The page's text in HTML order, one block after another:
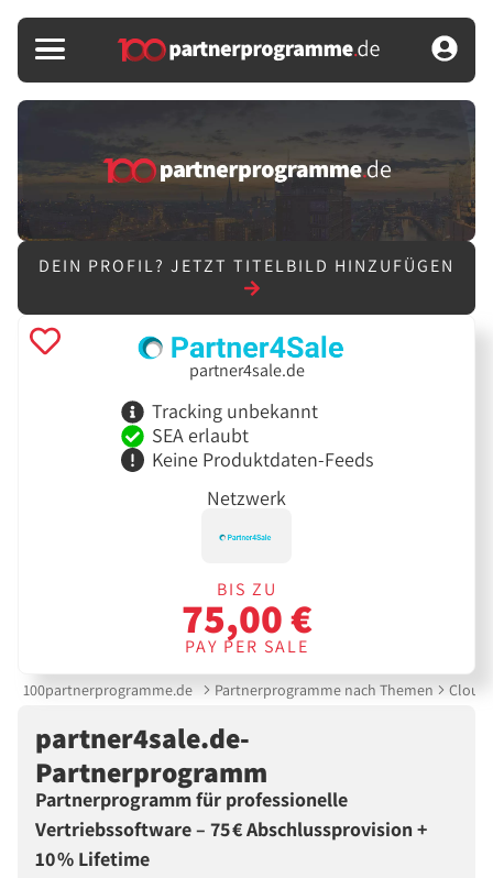
DEIN PROFIL? JETZT TITELBILD HINZUFÜGEN
partner4sale.de
Tracking unbekannt
SEA erlaubt
Keine Produktdaten-Feeds
Netzwerk
BIS ZU
75,00 €
PAY PER SALE
100partnerprogramme.de Partnerprogramme nach Themen Cloud
partner4sale.de-
Partnerprogramm
Partnerprogramm für professionelle
Vertriebssoftware – 75 € Abschlussprovision +
10 % Lifetime